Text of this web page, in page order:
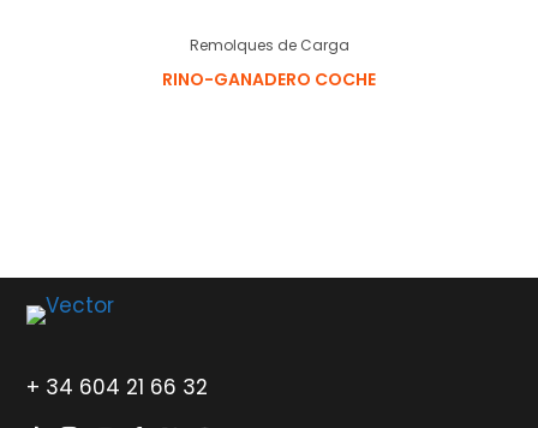
Remolques de Carga
RINO-GANADERO COCHE
+ 34 604 21 66 32